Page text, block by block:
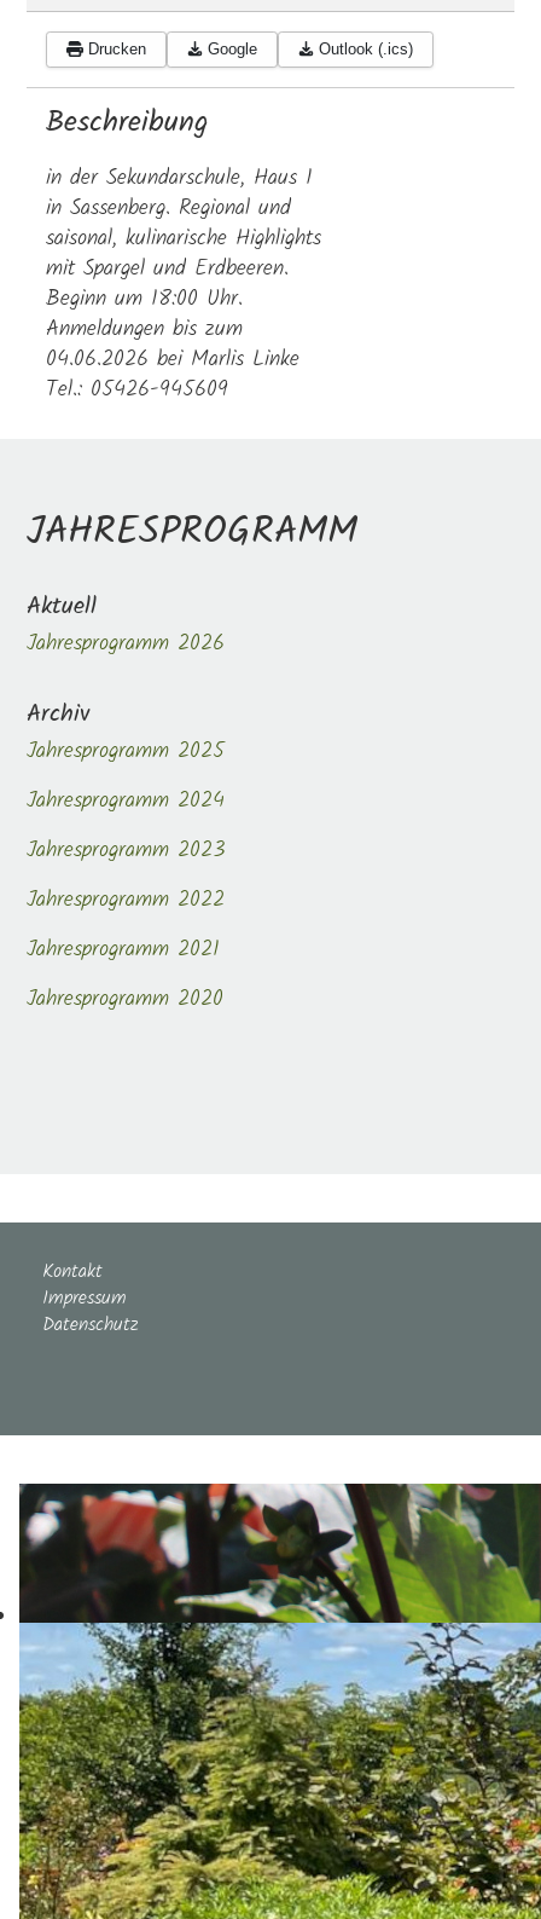
Drucken Google Outlook (.ics)
Beschreibung
in der Sekundarschule, Haus 1
in Sassenberg. Regional und
saisonal, kulinarische Highlights
mit Spargel und Erdbeeren.
Beginn um 18:00 Uhr.
Anmeldungen bis zum
04.06.2026 bei Marlis Linke
Tel.: 05426-945609
JAHRESPROGRAMM
Aktuell
Jahresprogramm 2026
Archiv
Jahresprogramm 2025
Jahresprogramm 2024
Jahresprogramm 2023
Jahresprogramm 2022
Jahresprogramm 2021
Jahresprogramm 2020
Kontakt
Impressum
Datenschutz